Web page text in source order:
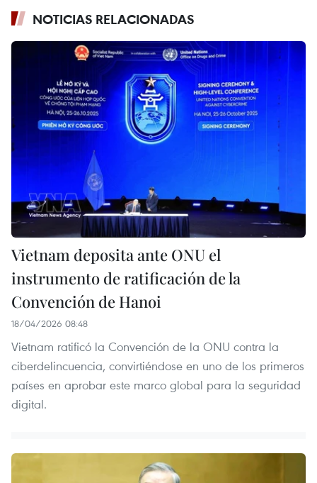
NOTICIAS RELACIONADAS
Vietnam deposita ante ONU el
instrumento de ratificación de la
Convención de Hanoi
18/04/2026 08:48
Vietnam ratificó la Convención de la ONU contra la
ciberdelincuencia, convirtiéndose en uno de los primeros
países en aprobar este marco global para la seguridad
digital.